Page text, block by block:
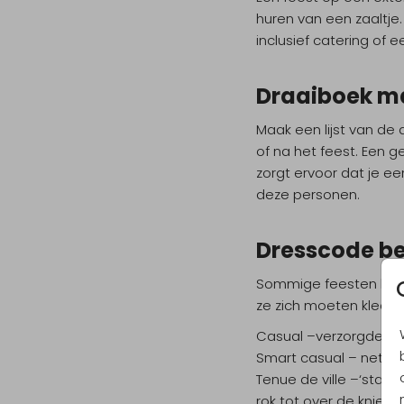
huren van een
inclusief catering of
Draaiboek
Maak een lijst van
of na het feest. Een
zorgt ervoor dat je
deze personen.
Dresscode
Sommige feesten
ze zich moeten
Casual –verzorgde,
Smart casual –
Tenue de ville